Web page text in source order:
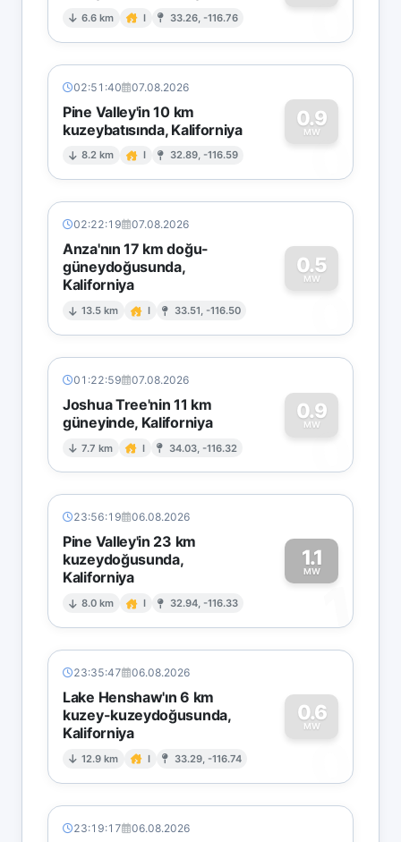
6.6 km I 33.26, -116.76 0
02:51:40 07.08.2026
Pine Valley'in 10 km
kuzeybatısında, Kaliforniya
8.2 km I 32.89, -116.59
0.9
MW
0
02:22:19 07.08.2026
Anza'nın 17 km doğu-
güneydoğusunda,
Kaliforniya
13.5 km I 33.51, -116.50
0.5
MW
0
01:22:59 07.08.2026
Joshua Tree'nin 11 km
güneyinde, Kaliforniya
7.7 km I 34.03, -116.32
0.9
MW
0
23:56:19 06.08.2026
Pine Valley'in 23 km
kuzeydoğusunda,
Kaliforniya
8.0 km I 32.94, -116.33
1.1
MW
1
23:35:47 06.08.2026
Lake Henshaw'ın 6 km
kuzey-kuzeydoğusunda,
Kaliforniya
12.9 km I 33.29, -116.74
0.6
MW
0
23:19:17 06.08.2026